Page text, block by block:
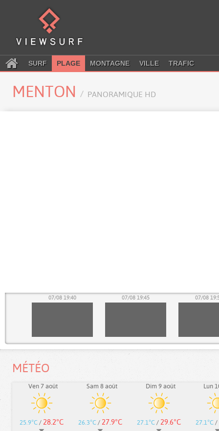
SURF PLAGE MONTAGNE VILLE TRAFIC
MENTON PANORAMIQUE HD
07/08 19:40 07/08 19:45 07/08
MÉTÉO
Ven 7 août
25.9°C / 28.2°C
Sam 8 août
26.3°C / 27.9°C
Dim 9 août
27.1°C / 29.6°C
Lun
27.1°C /